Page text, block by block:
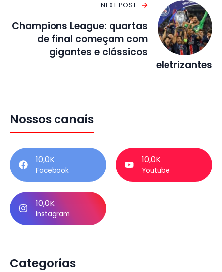
NEXT POST
Champions League: quartas
de final começam com
gigantes e clássicos
eletrizantes
Nossos canais
10,0K
Facebook
10,0K
Youtube
10,0K
Instagram
Categorias